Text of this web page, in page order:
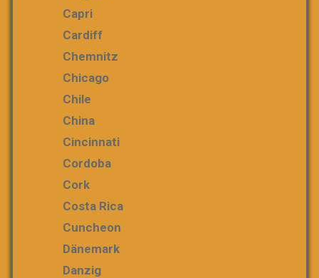
Capri
Cardiff
Chemnitz
Chicago
Chile
China
Cincinnati
Cordoba
Cork
Costa Rica
Cuncheon
Dänemark
Danzig